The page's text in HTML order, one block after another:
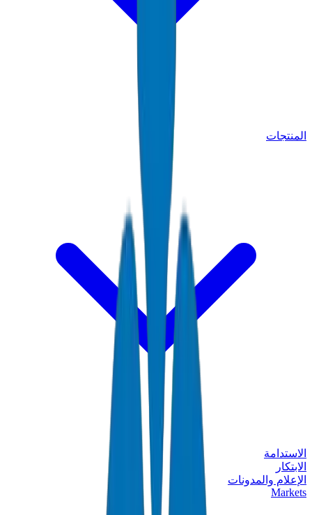
المنتجات
الاستدامة
الابتكار
الإعلام والمدونات
Markets